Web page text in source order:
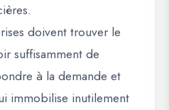
doivent trouver le
suffisamment de
à la demande et
immobilise inutilement